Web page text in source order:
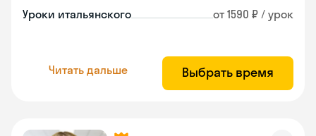
Уроки итальянского от 1590 ₽ / урок
Читать дальше Выбрать время